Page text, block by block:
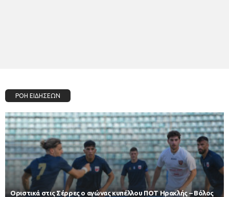
ΡΟΗ ΕΙΔΗΣΕΩΝ
Οριστικά στις Σέρρες ο αγώνας κυπέλλου ΠΟΤ Ηρακλής – Βόλος